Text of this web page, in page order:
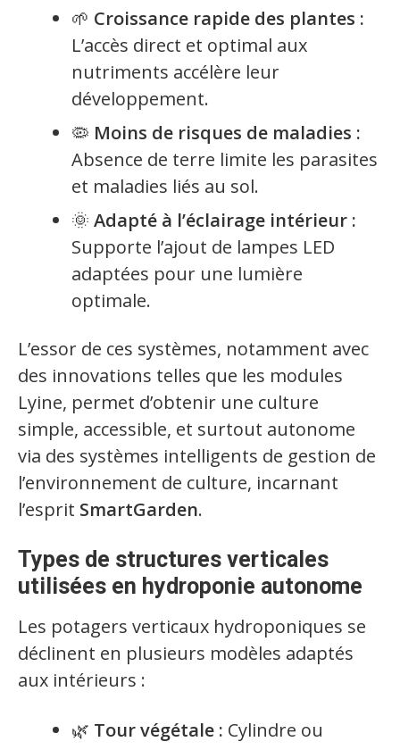
🌱 Croissance rapide des plantes :
L’accès direct et optimal aux
nutriments accélère leur
développement.
🦠 Moins de risques de maladies :
Absence de terre limite les parasites
et maladies liés au sol.
🌞 Adapté à l’éclairage intérieur :
Supporte l’ajout de lampes LED
adaptées pour une lumière
optimale.
L’essor de ces systèmes, notamment avec
des innovations telles que les modules
Lyine, permet d’obtenir une culture
simple, accessible, et surtout autonome
via des systèmes intelligents de gestion de
l’environnement de culture, incarnant
l’esprit SmartGarden.
Types de structures verticales
utilisées en hydroponie autonome
Les potagers verticaux hydroponiques se
déclinent en plusieurs modèles adaptés
aux intérieurs :
🌿 Tour végétale : Cylindre ou